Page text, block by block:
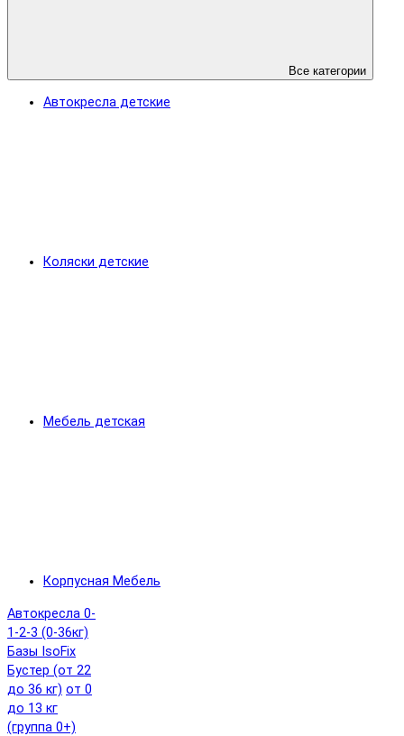
Все категории
Автокресла детские
Коляски детские
Мебель детская
Корпусная Мебель
Автокресла 0-
1-2-3 (0-36кг)
Базы IsoFix
Бустер (от 22
до 36 кг) от 0
до 13 кг
(группа 0+)